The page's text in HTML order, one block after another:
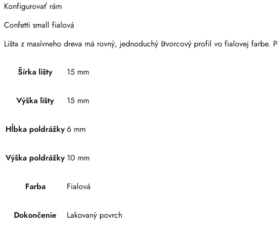
Konfigurovať rám
Confetti small fialová
Lišta z masívneho dreva má rovný, jednoduchý štvorcový profil vo fialovej farbe.
Šírka lišty 15 mm
Výška lišty 15 mm
Hĺbka poldrážky6 mm
Výška poldrážky 10 mm
Farba Fialová
Dokončenie Lakovaný povrch